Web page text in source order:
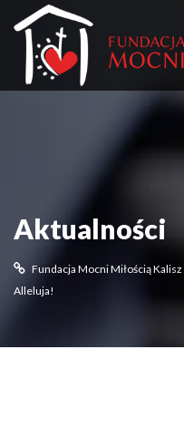
Aktualności
Fundacja Mocni Miłością Kalisz
Alleluja!